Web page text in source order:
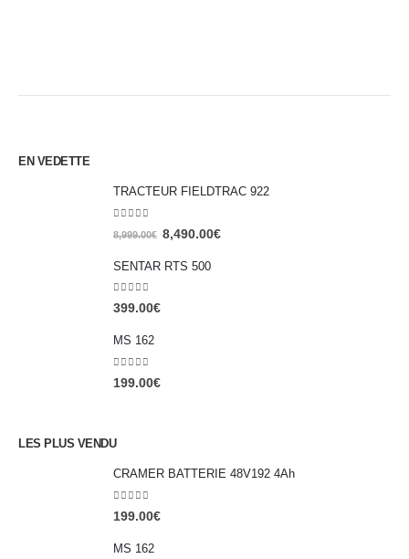
EN VEDETTE
TRACTEUR FIELDTRAC 922
out of 5
8,999.00€ 8,490.00€
SENTAR RTS 500
0out of 5
399.00€
MS 162
0 out of 5
199.00€
LES PLUS VENDU
CRAMER BATTERIE 48V192 4Ah
0 out of 5
199.00€
MS 162